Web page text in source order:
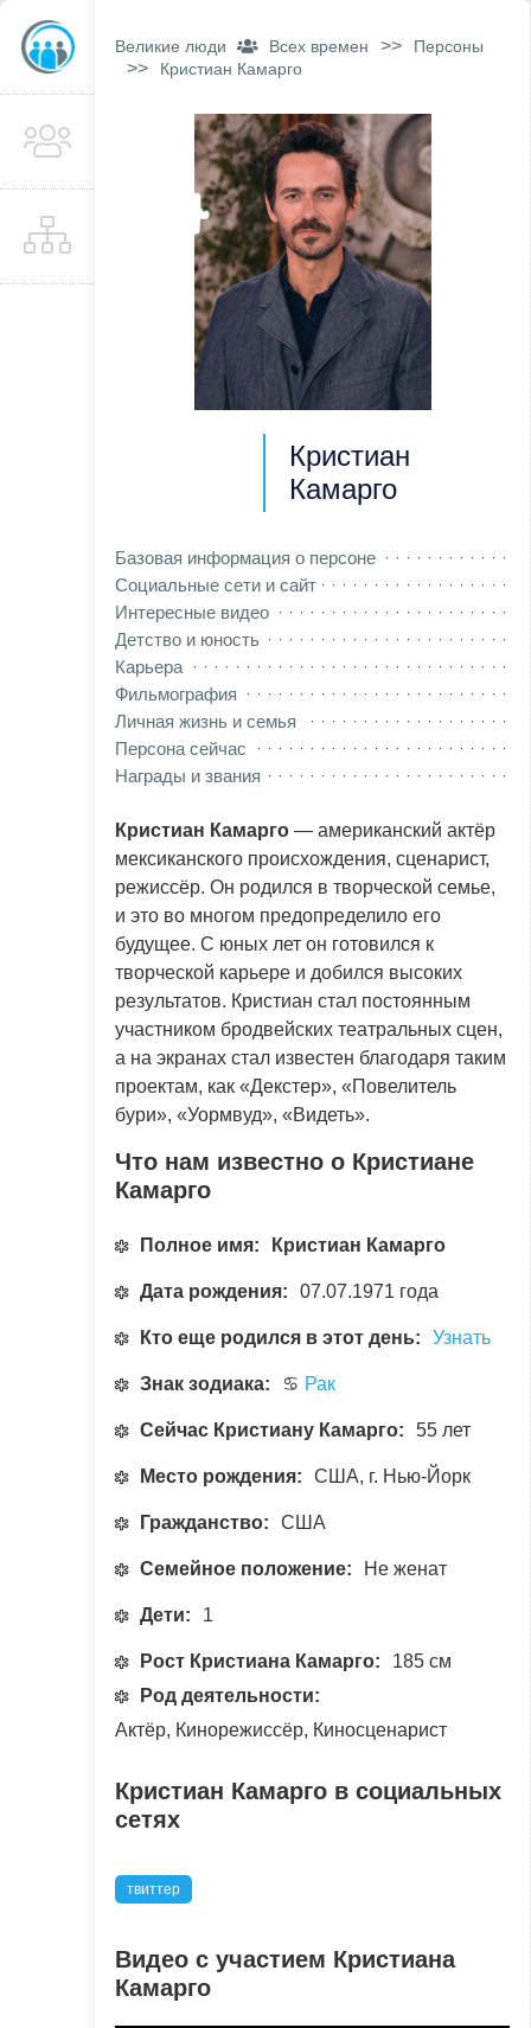
Великие люди Всех времен >> Персоны
>> Кристиан Камарго
Кристиан
Камарго
Базовая информация о персоне
Социальные сети и сайт
Интересные видео
Детство и юность
Карьера
Фильмография
Личная жизнь и семья
Персона сейчас
Награды и звания
Кристиан Камарго — американский актёр
мексиканского происхождения, сценарист,
режиссёр. Он родился в творческой семье,
и это во многом предопределило его
будущее. С юных лет он готовился к
творческой карьере и добился высоких
результатов. Кристиан стал постоянным
участником бродвейских театральных сцен,
а на экранах стал известен благодаря таким
проектам, как «Декстер», «Повелитель
бури», «Уормвуд», «Видеть».
Что нам известно о Кристиане
Камарго
Полное имя: Кристиан Камарго
Дата рождения: 07.07.1971 года
Кто еще родился в этот день: Узнать
Знак зодиака: ♋ Рак
Сейчас Кристиану Камарго: 55 лет
Место рождения: США, г. Нью-Йорк
Гражданство: США
Семейное положение: Не женат
Дети: 1
Рост Кристиана Камарго:
185 см
Род деятельности:
Актёр, Кинорежиссёр, Киносценарист
Кристиан Камарго в социальных
сетях
твиттер
Видео с участием Кристиана
Камарго